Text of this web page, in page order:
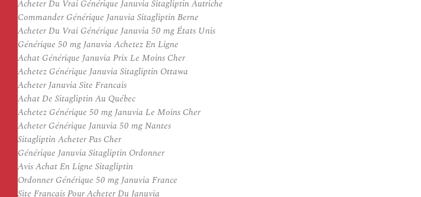
Acheter Du Vrai Générique Januvia Sitagliptin Autriche
Commander Générique Januvia Sitagliptin Berne
Acheter Du Vrai Générique Januvia 50 mg États Unis
Générique 50 mg Januvia Achetez En Ligne
Achat Générique Januvia Prix Le Moins Cher
Achetez Générique Januvia Sitagliptin Ottawa
Acheter Januvia Site Francais
Achat De Sitagliptin Au Québec
Achetez Générique 50 mg Januvia Le Moins Cher
Acheter Générique Januvia 50 mg Nantes
Sitagliptin Acheter Pas Cher
Générique Januvia Sitagliptin Ordonner
Avis Achat En Ligne Sitagliptin
Ordonner Générique 50 mg Januvia France
Site Francais Pour Acheter Du Januvia